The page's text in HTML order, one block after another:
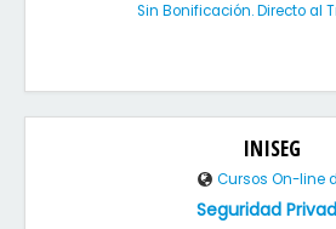
Sin Bonificación. Directo al
INISEG
Cursos On-line
Seguridad